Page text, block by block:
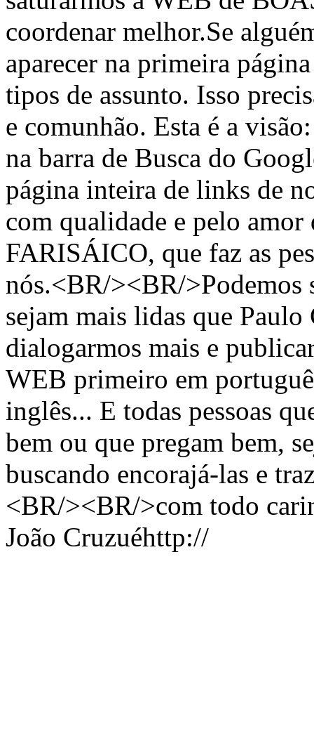
coordenar melhor.Se
aparecer na primeira
tipos de assunto. Isso
e comunhão. Esta é a
na barra de Busca do
página inteira de links de
com qualidade e pelo
FARISÁICO, que faz as
nós.<BR/><BR/>Podemos
sejam mais lidas que
dialogarmos mais e
WEB primeiro em
inglês... E todas pessoas
bem ou que pregam bem,
buscando encorajá-las e
<BR/><BR/>com todo
João Cruzuéhttp://